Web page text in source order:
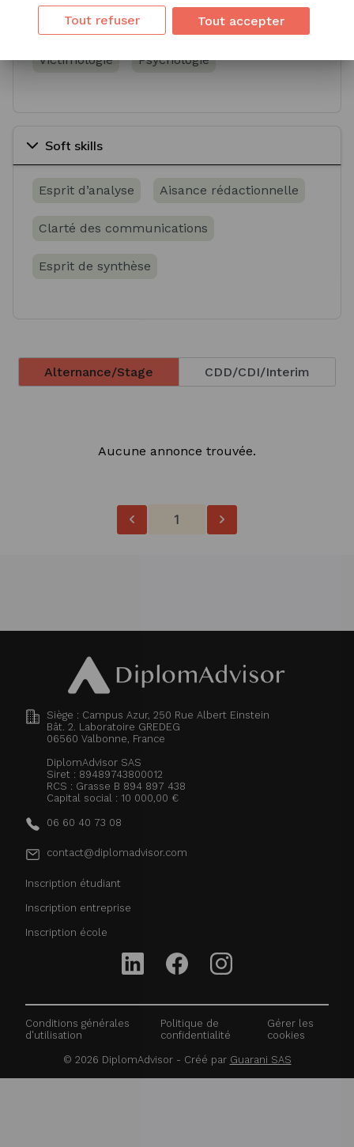
Criminologie Criminalistique
Victimologie Psychologie
Soft skills
Esprit d’analyse Aisance rédactionnelle
Clarté des communications
Esprit de synthèse
Alternance/Stage CDD/CDI/Interim
Aucune annonce trouvée.
1
Siège : Campus Azur, 250 Rue Albert Einstein
Bât. 2. Laboratoire GREDEG
06560 Valbonne, France
DiplomAdvisor SAS
Siret : 89489743800012
RCS : Grasse B 894 897 438
Capital social : 10 000,00 €
06 60 40 73 08
contact@diplomadvisor.com
Inscription étudiant
Inscription entreprise
Inscription école
Conditions générales
d'utilisation
Politique de
confidentialité
Gérer les
cookies
© 2026 DiplomAdvisor - Créé par Guarani SAS
Tout refuser Tout accepter